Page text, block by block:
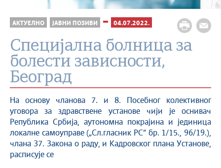
АКТУЕЛНО ЈАВНИ ПОЗИВИ 04.07.2022.
Специјална болница за
болести зависности,
Београд
На основу чланова 7. и 8. Посебног колективног
уговора за здравствене установе чији је оснивач
Република Србија, аутономна покрајина и јединица
локалне самоуправе („Сл.гласник РС“ бр. 1/15., 96/19.),
члана 37. Закона о раду, и Кадровског плана Установе,
расписује се